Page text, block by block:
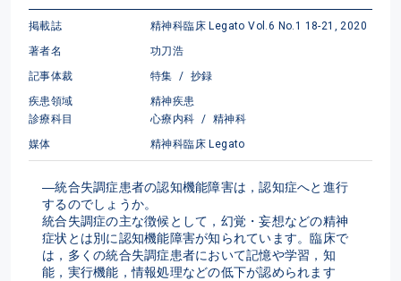
掲載誌
精神科臨床 Legato Vol.6 No.1 18-21, 2020
著者名
功刀浩
記事体裁
特集 / 抄録
疾患領域
精神疾患
診療科目
心療内科 / 精神科
媒体
精神科臨床 Legato
―統合失調症患者の認知機能障害は，認知症へと進行
するのでしょうか。
統合失調症の主な徴候として，幻覚・妄想などの精神
症状とは別に認知機能障害が知られています。臨床で
は，多くの統合失調症患者において記憶や学習，知
能，実行機能，情報処理などの低下が認められます